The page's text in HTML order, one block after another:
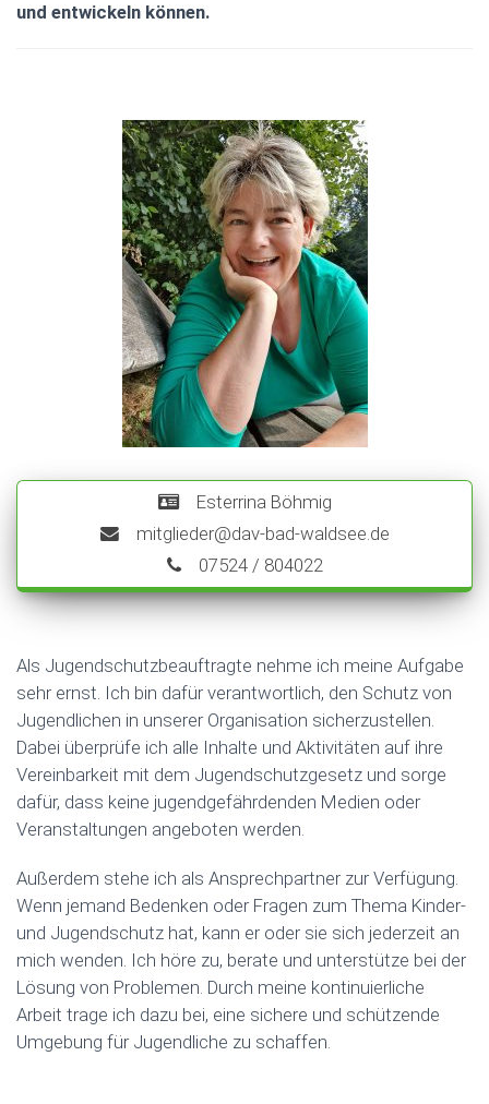
und entwickeln können.
Esterrina Böhmig
mitglieder@dav-bad-waldsee.de
07524 / 804022
Als Jugendschutzbeauftragte nehme ich meine Aufgabe
sehr ernst. Ich bin dafür verantwortlich, den Schutz von
Jugendlichen in unserer Organisation sicherzustellen.
Dabei überprüfe ich alle Inhalte und Aktivitäten auf ihre
Vereinbarkeit mit dem Jugendschutzgesetz und sorge
dafür, dass keine jugendgefährdenden Medien oder
Veranstaltungen angeboten werden.
Außerdem stehe ich als Ansprechpartner zur Verfügung.
Wenn jemand Bedenken oder Fragen zum Thema Kinder-
und Jugendschutz hat, kann er oder sie sich jederzeit an
mich wenden. Ich höre zu, berate und unterstütze bei der
Lösung von Problemen. Durch meine kontinuierliche
Arbeit trage ich dazu bei, eine sichere und schützende
Umgebung für Jugendliche zu schaffen.